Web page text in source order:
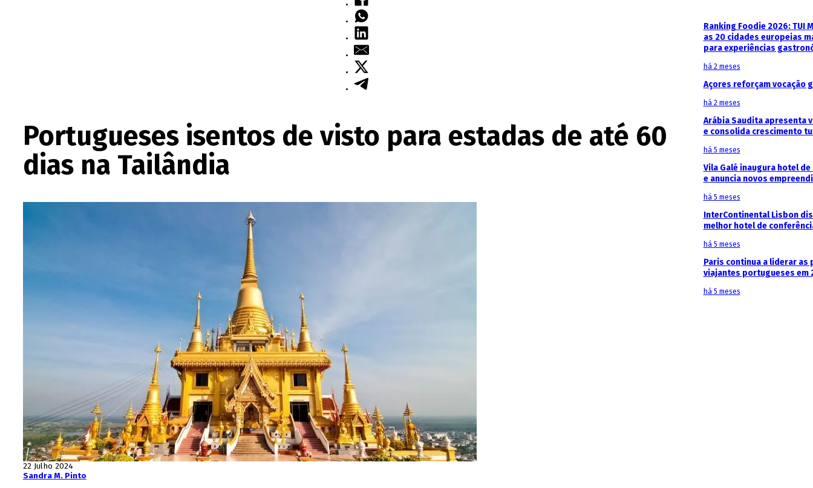
Portugueses isentos de visto para estadas de até 60
dias na Tailândia
22 Julho 2024
Sandra M. Pinto
Ranking Foodie 2026: TUI
as 20 cidades europeias
para experiências
há 2 meses
Açores reforçam vocação
há 2 meses
Arábia Saudita apresenta
e consolida crescimento
há 5 meses
Vila Galé inaugura hotel de
e anuncia novos
há 5 meses
InterContinental Lisbon
melhor hotel de
há 5 meses
Paris continua a liderar as
viajantes portugueses em
há 5 meses